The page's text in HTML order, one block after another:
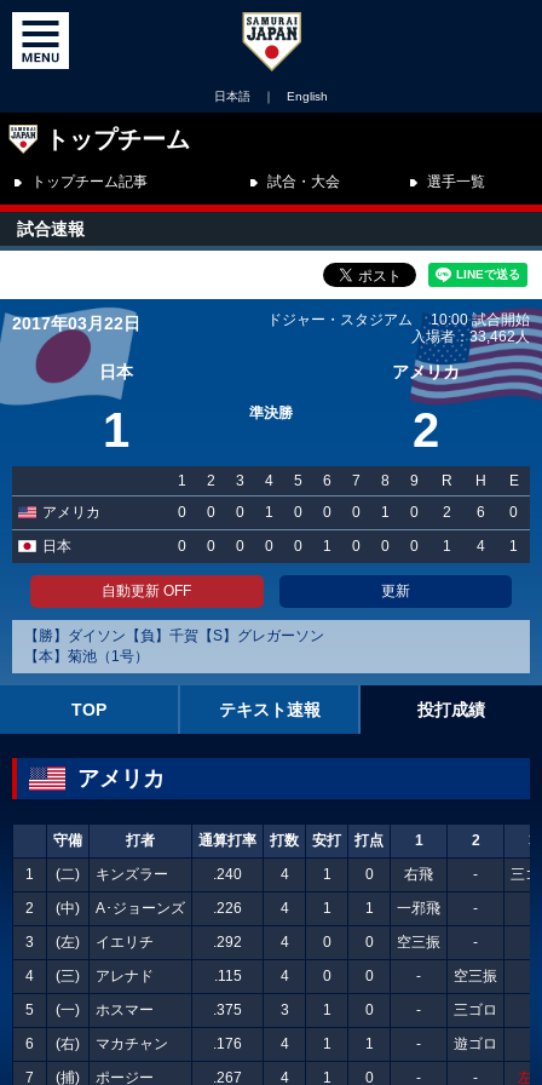
日本語 ｜ English
トップチーム
トップチーム記事 試合・大会 選手一覧
試合速報
2017年03月22日
ドジャー・スタジアム 10:00 試合開始
入場者：33,462人
日本
1 準決勝
アメリカ
2
1 2 3 4 5 6 7 8 9 R H
E
アメリカ
0 0 0 1 0 0 0 1 0 2 6
0
日本
0 0 0 0 0 1 0 0 0 1 4 1
自動更新 OFF 更新
【勝】ダイソン【負】千賀【S】グレガーソン
【本】菊池（1号）
TOP テキスト速報 投打成績
アメリカ
守備 打者 通算打率 打数 安打 打点 1 2
3
1
(二) キンズラー .240 4 1 0 右飛 -
三
2
(中) A･ジョーンズ .226 4 1 1 一邪飛 -
3
(左) イエリチ .292 4 0 0 空三振 -
4
(三) アレナド .115 4 0 0 - 空三振
5
(一) ホスマー .375 3 1 0 - 三ゴロ
6
(右) マカチャン .176 4 1 1 - 遊ゴロ
7
(捕) ポージー .267 4 1 0 - - 左